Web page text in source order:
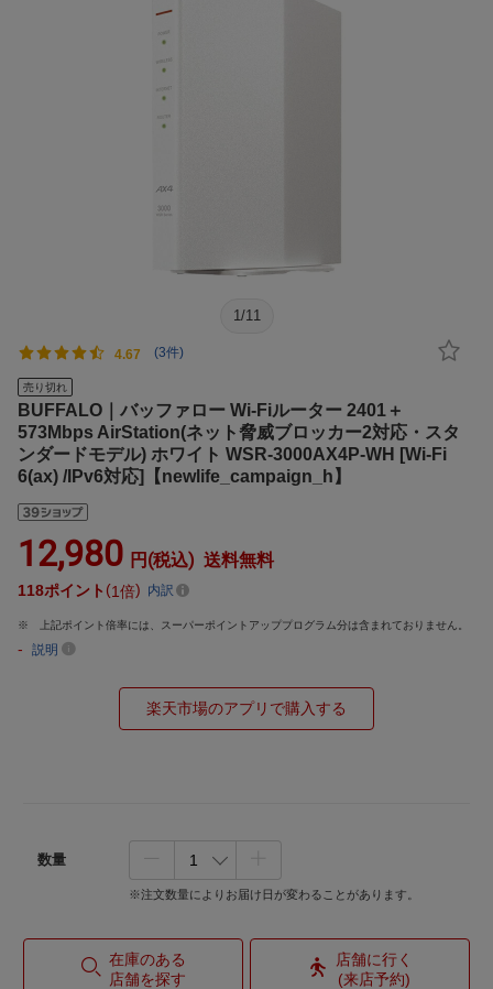
1 /11
4.67 (3件)
売り切れ
BUFFALO｜バッファロー Wi-Fiルーター 2401＋
573Mbps AirStation(ネット脅威ブロッカー2対応・スタ
ンダードモデル) ホワイト WSR-3000AX4P-WH [Wi-Fi
6(ax) /IPv6対応]【newlife_campaign_h】
12,980 円(税込) 送料無料
118ポイント 1倍 内訳
上記ポイント倍率には、スーパーポイントアッププログラム分は含まれておりません。
- 説明
楽天市場のアプリで購入する
数量
※注文数量によりお届け日が変わることがあります。
在庫のある
店舗を探す
店舗に行く
(来店予約)